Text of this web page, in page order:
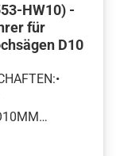
HW10) -
für
D10